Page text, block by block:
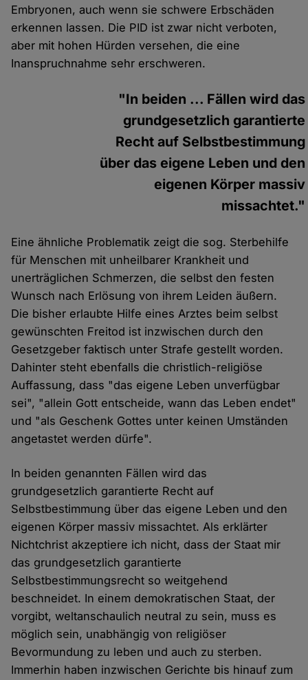
Embryonen, auch wenn sie schwere Erbschäden
erkennen lassen. Die PID ist zwar nicht verboten,
aber mit hohen Hürden versehen, die eine
Inanspruchnahme sehr erschweren.
"In beiden ... Fällen wird das
grundgesetzlich garantierte
Recht auf Selbstbestimmung
über das eigene Leben und den
eigenen Körper massiv
missachtet."
Eine ähnliche Problematik zeigt die sog. Sterbehilfe
für Menschen mit unheilbarer Krankheit und
unerträglichen Schmerzen, die selbst den festen
Wunsch nach Erlösung von ihrem Leiden äußern.
Die bisher erlaubte Hilfe eines Arztes beim selbst
gewünschten Freitod ist inzwischen durch den
Gesetzgeber faktisch unter Strafe gestellt worden.
Dahinter steht ebenfalls die christlich-religiöse
Auffassung, dass "das eigene Leben unverfügbar
sei", "allein Gott entscheide, wann das Leben endet"
und "als Geschenk Gottes unter keinen Umständen
angetastet werden dürfe".
In beiden genannten Fällen wird das
grundgesetzlich garantierte Recht auf
Selbstbestimmung über das eigene Leben und den
eigenen Körper massiv missachtet. Als erklärter
Nichtchrist akzeptiere ich nicht, dass der Staat mir
das grundgesetzlich garantierte
Selbstbestimmungsrecht so weitgehend
beschneidet. In einem demokratischen Staat, der
vorgibt, weltanschaulich neutral zu sein, muss es
möglich sein, unabhängig von religiöser
Bevormundung zu leben und auch zu sterben.
Immerhin haben inzwischen Gerichte bis hinauf zum